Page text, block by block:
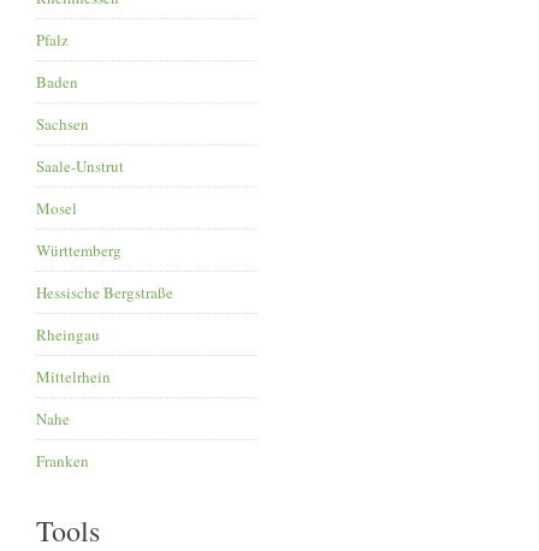
Pfalz
Baden
Sachsen
Saale-Unstrut
Mosel
Württemberg
Hessische Bergstraße
Rheingau
Mittelrhein
Nahe
Franken
Tools